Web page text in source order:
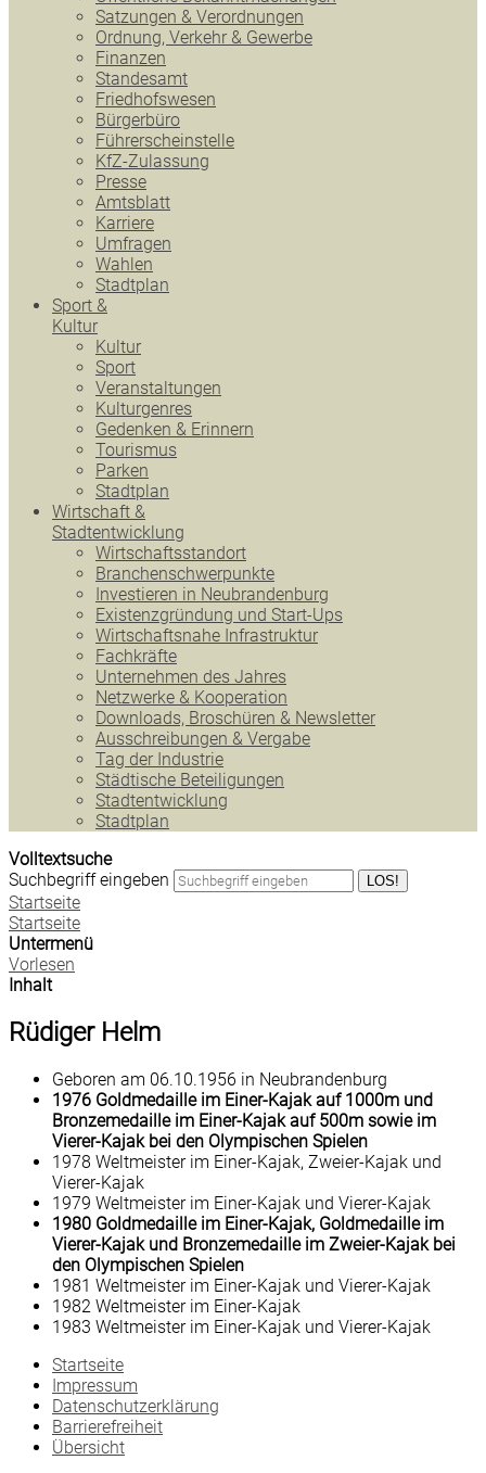
Satzungen & Verordnungen
Ordnung, Verkehr & Gewerbe
Finanzen
Standesamt
Friedhofswesen
Bürgerbüro
Führerscheinstelle
KfZ-Zulassung
Presse
Amtsblatt
Karriere
Umfragen
Wahlen
Stadtplan
Sport &
Kultur
Kultur
Sport
Veranstaltungen
Kulturgenres
Gedenken & Erinnern
Tourismus
Parken
Stadtplan
Wirtschaft &
Stadtentwicklung
Wirtschaftsstandort
Branchenschwerpunkte
Investieren in Neubrandenburg
Existenzgründung und Start-Ups
Wirtschaftsnahe Infrastruktur
Fachkräfte
Unternehmen des Jahres
Netzwerke & Kooperation
Downloads, Broschüren & Newsletter
Ausschreibungen & Vergabe
Tag der Industrie
Städtische Beteiligungen
Stadtentwicklung
Stadtplan
Volltextsuche
Suchbegriff eingeben
LOS!
Startseite
Startseite
Untermenü
Vorlesen
Inhalt
Rüdiger Helm
Geboren am 06.10.1956 in Neubrandenburg
1976 Goldmedaille im Einer-Kajak auf 1000m und
Bronzemedaille im Einer-Kajak auf 500m sowie im
Vierer-Kajak bei den Olympischen Spielen
1978 Weltmeister im Einer-Kajak, Zweier-Kajak und
Vierer-Kajak
1979 Weltmeister im Einer-Kajak und Vierer-Kajak
1980 Goldmedaille im Einer-Kajak, Goldmedaille im
Vierer-Kajak und Bronzemedaille im Zweier-Kajak bei
den Olympischen Spielen
1981 Weltmeister im Einer-Kajak und Vierer-Kajak
1982 Weltmeister im Einer-Kajak
1983 Weltmeister im Einer-Kajak und Vierer-Kajak
Startseite
Impressum
Datenschutzerklärung
Barrierefreiheit
Übersicht